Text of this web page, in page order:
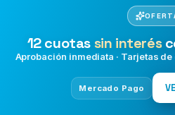
12 cuotas sin interés
Aprobación inmediata · Tarjetas
Mercado Pago